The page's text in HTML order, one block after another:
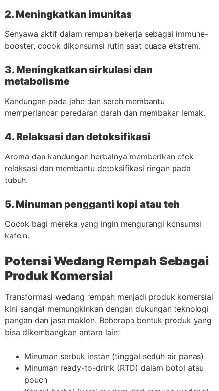
2. Meningkatkan imunitas
Senyawa aktif dalam rempah bekerja sebagai immune-
booster, cocok dikonsumsi rutin saat cuaca ekstrem.
3. Meningkatkan sirkulasi dan
metabolisme
Kandungan pada jahe dan sereh membantu
memperlancar peredaran darah dan membakar lemak.
4. Relaksasi dan detoksifikasi
Aroma dan kandungan herbalnya memberikan efek
relaksasi dan membantu detoksifikasi ringan pada
tubuh.
5. Minuman pengganti kopi atau teh
Cocok bagi mereka yang ingin mengurangi konsumsi
kafein.
Potensi Wedang Rempah Sebagai
Produk Komersial
Transformasi wedang rempah menjadi produk komersial
kini sangat memungkinkan dengan dukungan teknologi
pangan dan jasa maklon. Beberapa bentuk produk yang
bisa dikembangkan antara lain:
Minuman serbuk instan (tinggal seduh air panas)
Minuman ready-to-drink (RTD) dalam botol atau
pouch